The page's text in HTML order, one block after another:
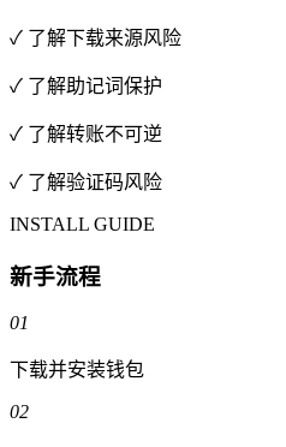
✓ 了解下载来源风险
✓ 了解助记词保护
✓ 了解转账不可逆
✓ 了解验证码风险
INSTALL GUIDE
新手流程
01
下载并安装钱包
02